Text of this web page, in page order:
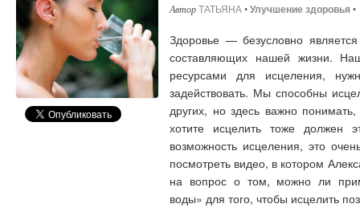
ТАТЬЯНА•Улучшение здоровья •
Здоровье — безусловно
составляющих нашей жизни.
ресурсами для исцеления,
задействовать. Мы способны
других, но здесь важно
хотите исцелить тоже должен
возможность исцеления, это
посмотреть видео, в котором
на вопрос о том, можно ли
воды» для того, чтобы исцелить